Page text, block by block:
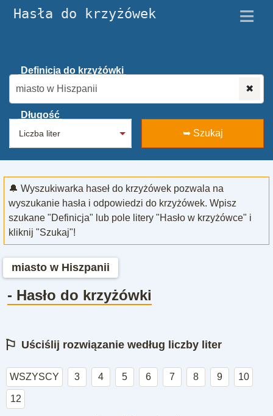
Hasła do krzyżówek ≡
Definicja do krzyżówki
✖
Długość
➥ Szukaj
🔔 Wyszukiwarka haseł do krzyżówek pozwala na
wyszukanie hasła i odpowiedzi do krzyżówek. Wpisz
szukane "Definicja" lub pole litery "Hasło w krzyżówce" i
kliknij "Szukaj"!
miasto w Hiszpanii
- Hasło do krzyżówki
⚐ Uściślij rozwiązanie według liczby liter
WSZYSCY 3 4 5 6 7 8 9 10
12